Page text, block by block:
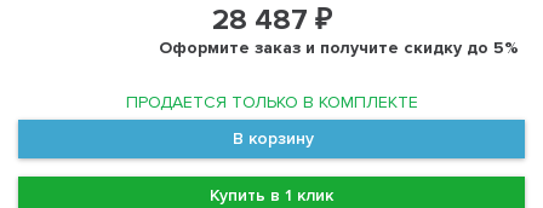
28 487 ₽
Оформите заказ и получите скидку до 5%
ПРОДАЕТСЯ ТОЛЬКО В КОМПЛЕКТЕ
В корзину
Купить в 1 клик